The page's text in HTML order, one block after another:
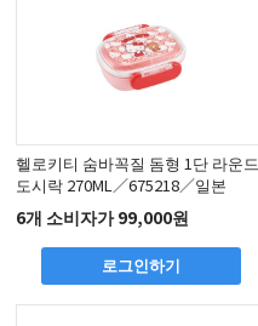
헬로키티 숨바꼭질 돔형 1단 라운드
도시락 270ML／675218／일본
6개 소비자가 99,000원
로그인하기